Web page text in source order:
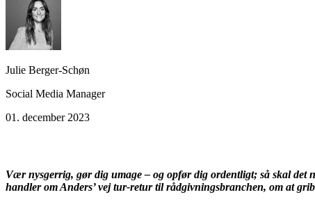
Julie Berger-Schøn
Social Media Manager
01. december 2023
Vær nysgerrig, gør dig umage – og opfør dig ordentligt; så skal det
handler om Anders’ vej tur-retur til rådgivningsbranchen, om at